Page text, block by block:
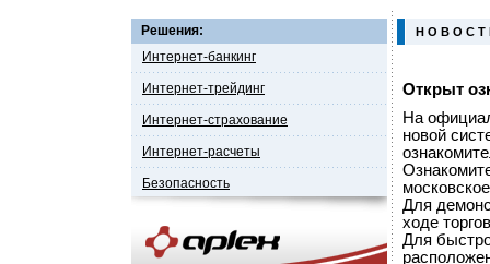
Решения:
Интернет-банкинг
Интернет-трейдинг
Интернет-страхование
Интернет-расчеты
Безопасность
Н О В О С Т
Открыт
На
новой
Для
ходе
Для